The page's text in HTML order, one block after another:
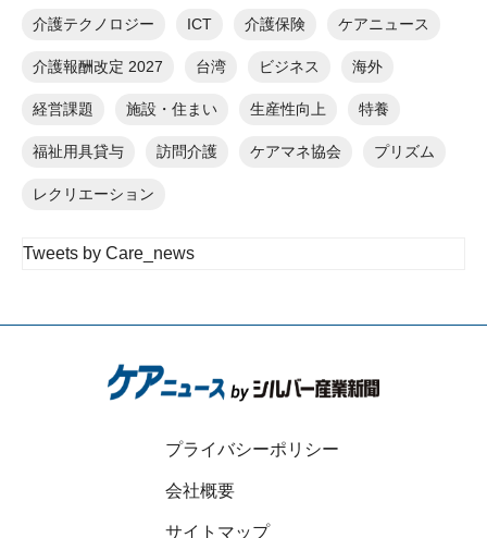
介護テクノロジー ICT 介護保険 ケアニュース
介護報酬改定 2027 台湾 ビジネス 海外
経営課題 施設・住まい 生産性向上 特養
福祉用具貸与 訪問介護 ケアマネ協会 プリズム
レクリエーション
Tweets by Care_news
プライバシーポリシー
会社概要
サイトマップ